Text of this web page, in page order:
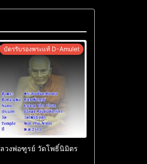
บัตรรับรองพระแท้ D-Amulet
วงพ่อฑูรย์ วัดโพธิ์นิมิตร